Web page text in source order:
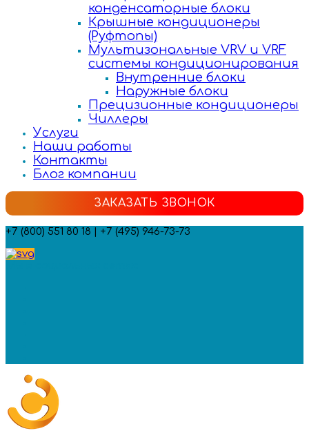
конденсаторные блоки
Крышные кондиционеры
(Руфтопы)
Мультизональные VRV и VRF
системы кондиционирования
Внутренние блоки
Наружные блоки
Прецизионные кондиционеры
Чиллеры
Услуги
Наши работы
Контакты
Блог компании
ЗАКАЗАТЬ ЗВОНОК
+7 (800) 551 80 18 | +7 (495) 946-73-73